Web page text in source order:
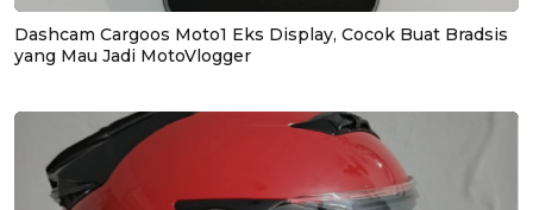
Dashcam Cargoos Moto1 Eks Display, Cocok Buat Bradsis
yang Mau Jadi MotoVlogger